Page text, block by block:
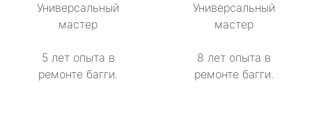
Универсальный
мастер
5 лет опыта в
ремонте багги.
Универсальный
мастер
8 лет опыта в
ремонте багги.